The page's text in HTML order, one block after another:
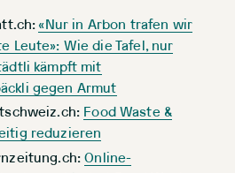
«Nur in Arbon trafen wir
Leute»: Wie die Tafel, nur
kämpft mit
gegen Armut
Food Waste &
reduzieren
Online-